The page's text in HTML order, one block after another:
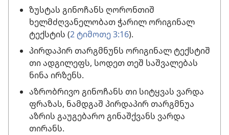
ზუსტას გინოჩანს ღორონთიშ
ხელმძღვანელობათ ჭარილ ორიგინალ
ტექსტის (2 ტიმოთე 3:16).
პირდაპირ თარგმნუნს ორიგინალ ტექსტიშ
თი ადგილეფს, სოდეთ თეშ საშვალებას
ნინა ირზენს.
აზრობრივო გინოჩანს თი სიტყვას ვარდა
ფრაზას, ნამდგაშ პირდაპირ თარგმნუა
აზრის გაუგებარო გინაშქვანს ვარდა
თირანს.